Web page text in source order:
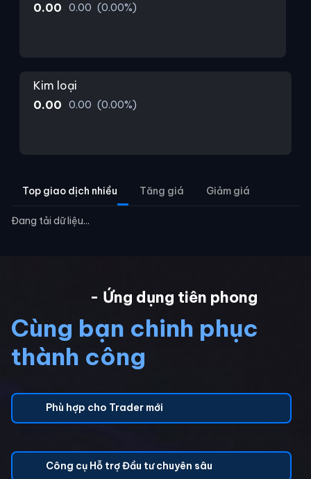
0.00
0.00 (0.00%)
Kim loại
0.00
0.00 (0.00%)
Top giao dịch nhiều Tăng giá Giảm giá
Đang tải dữ liệu...
- Ứng dụng tiên phong
Cùng bạn chinh phục
thành công
Phù hợp cho Trader mới
Công cụ Hỗ trợ Đầu tư chuyên sâu